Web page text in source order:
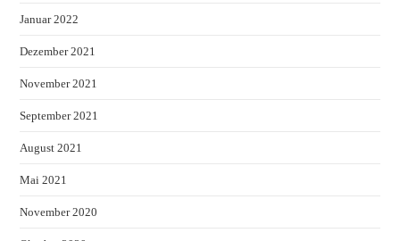
Januar 2022
Dezember 2021
November 2021
September 2021
August 2021
Mai 2021
November 2020